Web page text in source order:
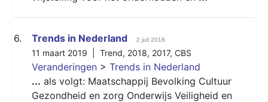
6. Trends in Nederland 2 juli 2018
11 maart 2019 | Trend, 2018, 2017, CBS
Veranderingen > Trends in Nederland
... als volgt: Maatschappij Bevolking Cultuur
Gezondheid en zorg Onderwijs Veiligheid en